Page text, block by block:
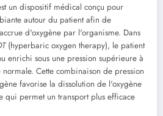
un dispositif médical conçu pour
autour du patient afin de
d'oxygène par l'organisme. Dans
(hyperbaric oxygen therapy), le patient
enrichi sous une pression supérieure à
Cette combinaison de pression
favorise la dissolution de l'oxygène
qui permet un transport plus efficace